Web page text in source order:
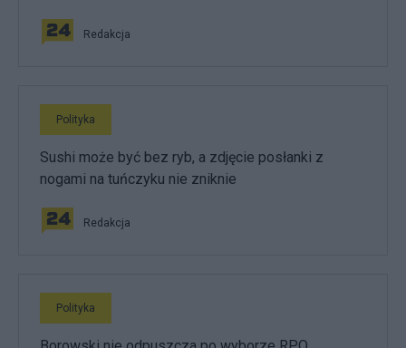
Redakcja
Polityka
Sushi może być bez ryb, a zdjęcie posłanki z
nogami na tuńczyku nie zniknie
Redakcja
Polityka